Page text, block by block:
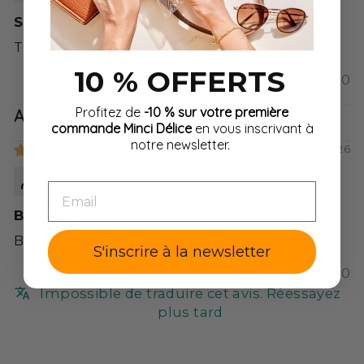
Smoothie pas super
Trop amere
0
AVIS DANS D'AUTRES LANGUES
06/30/2026
Buono
Buono
0
0
Impossible de traduire cet avis. Réessayez
plus tard
10 % OFFERTS
Profitez de -10 % sur votre première
commande Minci Déliceen vous inscrivant à
notre newsletter.
S'inscrire à la newsletter